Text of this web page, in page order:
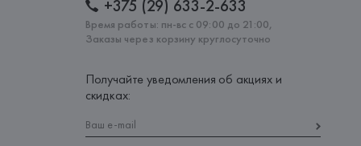
+375 (29) 633-2-633
Время работы: пн-вс с 09:00 до 21:00,
Заказы через корзину круглосуточно
Получайте уведомления об акциях и
скидках: